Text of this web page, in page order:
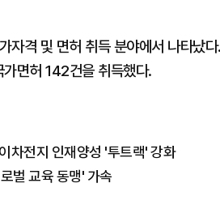
자격 및 면허 취득 분야에서 나타났
면허 142건을 취득했다.
차전지 인재양성 '투트랙' 강화
벌 교육 동맹' 가속